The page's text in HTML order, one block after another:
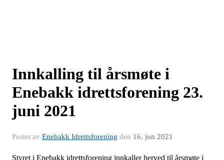
Innkalling til årsmøte i
Enebakk idrettsforening 23.
juni 2021
Postet av Enebakk Idrettsforening den 16. jun 2021
Styret i Enebakk idrettsforening innkaller herved til årsmøte i